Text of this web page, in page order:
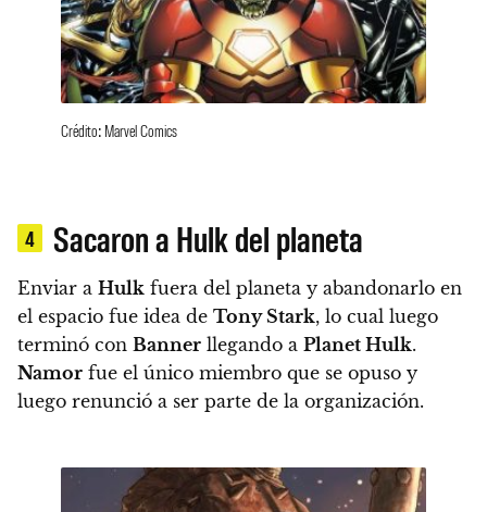
Crédito: Marvel Comics
4 Sacaron a Hulk del planeta
Enviar a Hulk fuera del planeta y abandonarlo en
el espacio fue idea de Tony Stark, lo cual luego
terminó con Banner llegando a Planet Hulk.
Namor fue el único miembro que se opuso y
luego renunció a ser parte de la organización.